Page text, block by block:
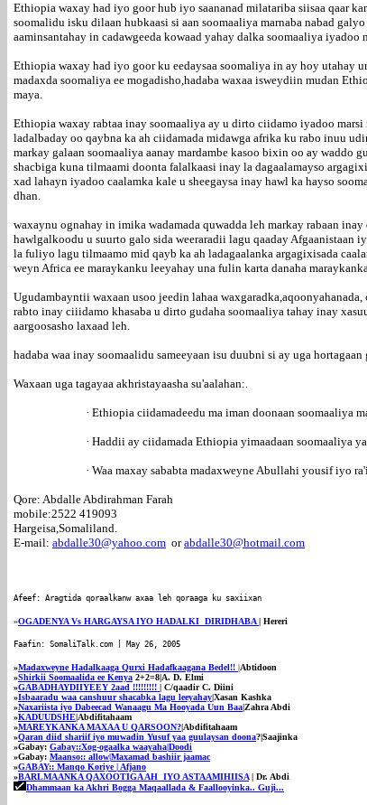
Ethiopia waxay had iyo goor hub iyo saananad milatariba siisaa qaar
soomalidu isku dilaan hubkaasi si aan soomaaliya marnaba nabad
aaminsantahay in cadawgeeda kowaad yahay dalka soomaaliya
Ethiopia waxay had iyo goor ku eedaysaa soomaliya in ay hoy utahay
madaxda soomaliya ee mogadisho,hadaba waxaa isweydiin mudan
maya.
Ethiopia waxay rabtaa inay soomaaliya ay u dirto ciidamo iyadoo
ladalbaday oo qaybna ka ah ciidamada midawga afrika ku rabo inuu
markay galaan soomaaliya aanay mardambe kasoo bixin oo ay
shacbiga kuna tilmaami doonta falalkaasi inay la dagaalamayso
xad lahayn iyadoo caalamka kale u sheegaysa inay hawl ka hayso
dhan.
waxaynu ognahay in imika wadamada quwadda leh markay rabaan
hawlgalkoodu u suurto galo sida weeraradii lagu qaaday Afgaanistaan
la fuliyo lagu tilmaamo mid qayb ka ah ladagaalanka argagixisada
weyn Africa ee maraykanku leeyahay una fulin karta danaha
Ugudambayntii waxaan usoo jeedin lahaa
rabto inay ciiidamo khasaba u dirto gudaha soomaaliya tahay inay
aargoosasho laxaad leh.
hadaba waa inay soomaalidu sameeyaan isu duubni si ay uga
Waxaan uga tagayaa akhristayaasha su'aalahan:.
· Ethiopia ciidamadeedu ma iman doonaan soomaaliya
· Haddii ay ciidamada Ethiopia yimaadaan soomaaliya
· Waa maxay sababta madaxweyne Abullahi yousif iyo
Qore: Abdalle Abdirahman Farah
mobile:2522 419093
Hargeisa,Somaliland.
E-mail: abdalle30@yahoo.com orabdalle30@hotmail.com
Afeef: Aragtida qoraalkanw axaa leh qoraaga ku saxiixan
»OGADENYA Vs HARGAYSA IYO HADALKI DIRIDHABA| Hereri
Faafin: SomaliTalk.com | May 26, 2005
»Madaxweyne Hadalkaaga Qurxi Hadafkaagana Bedel!! |Abtidoon
»Shirkii Soomaalida ee Kenya 2+2=8|A. D. Elmi
»GABADHAYDIIYEEY 2aad !!!!!!!!! | C/qaadir C. Diini
»Isbaaradu waa canshuur shacabka lagu leeyahay|Xasan Kashka
»Naxariista iyo Dabeecad Wanaagu Ma Hooyada Uun Baa|Zahra Abdi
»KADUUDSHE|Abdifitahaam
»MAREYKANKA MAXAA U QARSOON?|Abdifitahaam
»Qaran diid shariif iyo muwadin Yusuf yaa guulaysan doona?|Saajinka
»Gabay: Gabay::Xog-ogaalka waayaha|Doodi
»Gabay: Maanso:: allow|Maxamad bashiir jaamac
»GABAY:: Manqo Koriye | Afjano
»BARLMAANKA QAXOOTIGA AH IYO ASTAAMIHIISA| Dr. Abdi
Dhammaan ka Akhri Bogga Maqaallada & Faallooyinka.. Guji...